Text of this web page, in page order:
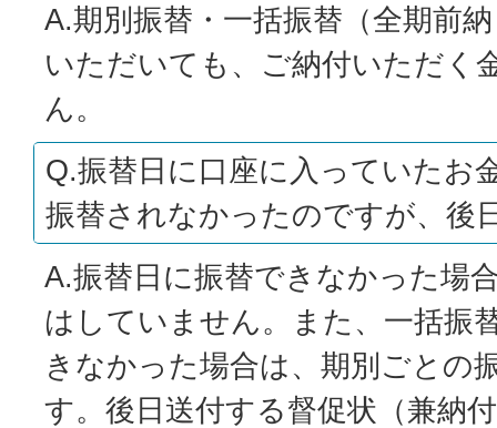
A.期別振替・一括振替（全期前
いただいても、ご納付いただく
ん。
Q.振替日に口座に入っていたお
振替されなかったのですが、後
A.振替日に振替できなかった場
はしていません。また、一括振
きなかった場合は、期別ごとの
す。後日送付する督促状（兼納